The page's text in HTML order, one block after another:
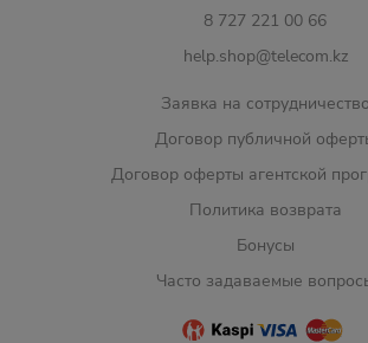
8 727 221 00 66
help.shop@telecom.kz
Заявка на сотрудничество
Договор публичной
Договор оферты агентской
Политика возврата
Бонусы
Часто задаваемые